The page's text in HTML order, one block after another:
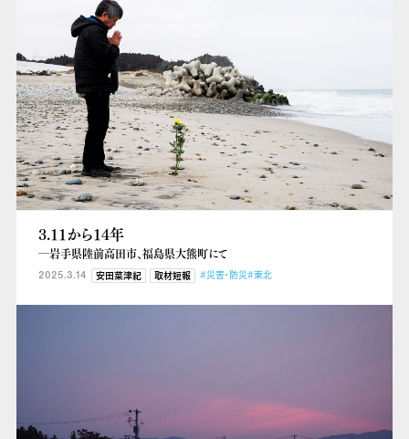
3.11から14年
―岩手県陸前高田市、福島県大熊町にて
2025.3.14 安田菜津紀 取材短報 #災害・防災#東北